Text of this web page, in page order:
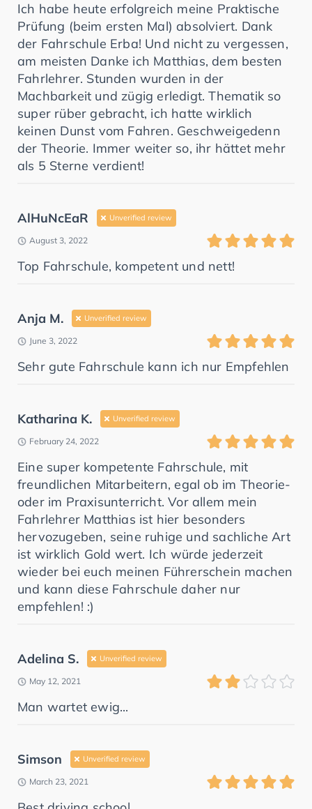
Ich habe heute erfolgreich meine Praktische
Prüfung (beim ersten Mal) absolviert. Dank
der Fahrschule Erba! Und nicht zu vergessen,
am meisten Danke ich Matthias, dem besten
Fahrlehrer. Stunden wurden in der
Machbarkeit und zügig erledigt. Thematik so
super rüber gebracht, ich hatte wirklich
keinen Dunst vom Fahren. Geschweigedenn
der Theorie. Immer weiter so, ihr hättet mehr
als 5 Sterne verdient!
AlHuNcEaR Unverified review
August 3, 2022
Top Fahrschule, kompetent und nett!
Anja M. Unverified review
June 3, 2022
Sehr gute Fahrschule kann ich nur Empfehlen
Katharina K. Unverified review
February 24, 2022
Eine super kompetente Fahrschule, mit
freundlichen Mitarbeitern, egal ob im Theorie-
oder im Praxisunterricht. Vor allem mein
Fahrlehrer Matthias ist hier besonders
hervozugeben, seine ruhige und sachliche Art
ist wirklich Gold wert. Ich würde jederzeit
wieder bei euch meinen Führerschein machen
und kann diese Fahrschule daher nur
empfehlen! :)
Adelina S. Unverified review
May 12, 2021
Man wartet ewig...
Simson Unverified review
March 23, 2021